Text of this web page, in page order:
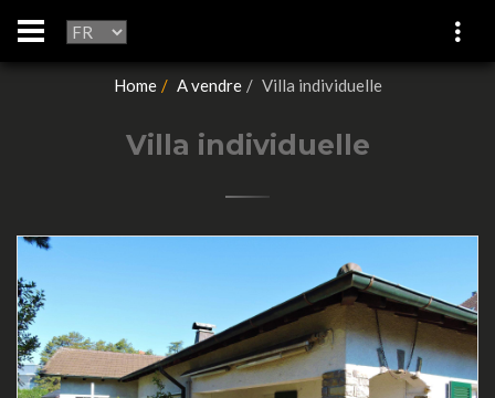
Home A vendre Villa individuelle
Villa individuelle